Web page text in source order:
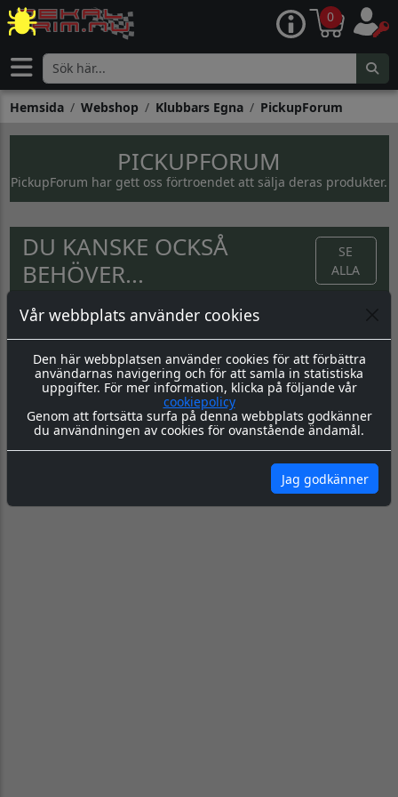
Vår webbplats använder cookies
Den här webbplatsen använder cookies för att förbättra
användarnas navigering och för att samla in statistiska
uppgifter. För mer information, klicka på följande vår
cookiepolicy
Genom att fortsätta surfa på denna webbplats godkänner
du användningen av cookies för ovanstående ändamål.
Jag godkänner
0
Hemsida Webshop Klubbars Egna PickupForum
PICKUPFORUM
PickupForum har gett oss förtroendet att sälja deras produkter.
DU KANSKE OCKSÅ
BEHÖVER...
SE
ALLA
50:-
KÖP
169:-
KÖP KÖP
KÖP
365:-
KÖP KÖP